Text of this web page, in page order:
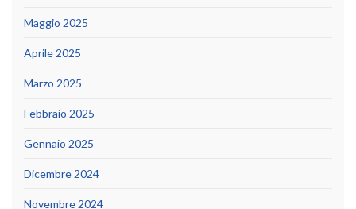
Maggio 2025
Aprile 2025
Marzo 2025
Febbraio 2025
Gennaio 2025
Dicembre 2024
Novembre 2024